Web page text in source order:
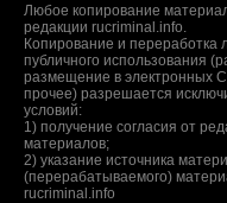
Любое копирование
редакции rucriminal.info.
Копирование и переработка
публичного использования
размещение в электронных
прочее) разрешается
условий:
1) получение согласия от
материалов;
2) указание источника
(перерабатываемого)
rucriminal.info